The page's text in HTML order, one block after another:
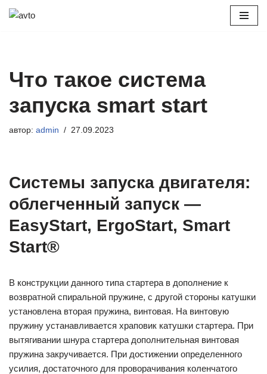
Что такое система
запуска smart start
автор: admin 27.09.2023
Системы запуска двигателя:
облегченный запуск —
EasyStart, ErgoStart, Smart
Start®
В конструкции данного типа стартера в дополнение к
возвратной спиральной пружине, с другой стороны катушки
установлена вторая пружина, винтовая. На винтовую
пружину устанавливается храповик катушки стартера. При
вытягивании шнура стартера дополнительная винтовая
пружина закручивается. При достижении определенного
усилия, достаточного для проворачивания коленчатого